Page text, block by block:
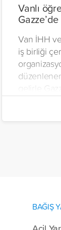
Vanlı
Van İHH
iş birliği
gelirle
BAĞIŞ